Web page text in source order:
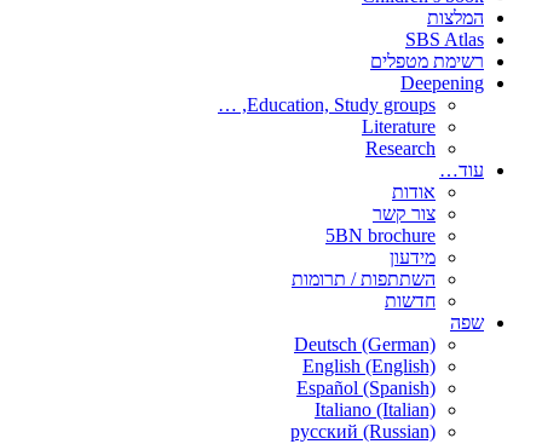
המלצות
SBS Atlas
רשימת מטפלים
Deepening
Education, Study groups, …
Literature
Research
עוד…
אודות
צור קשר
5BN brochure
מידעון
השתתפות / תרומות
חדשות
שפה
Deutsch (German)
English (English)
Español (Spanish)
Italiano (Italian)
русский (Russian)